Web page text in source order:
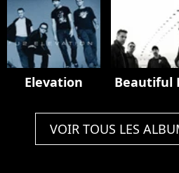
Elevation Beautiful
VOIR TOUS LES